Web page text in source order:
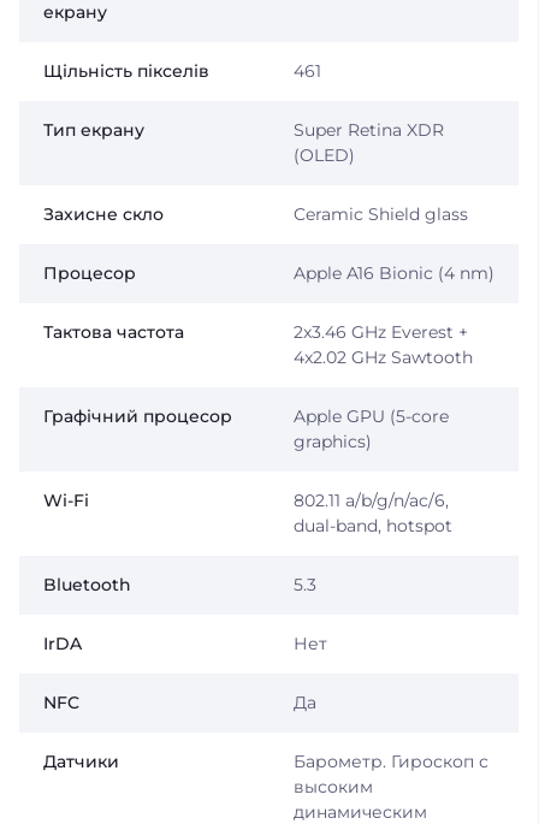
екрану
Щільність пікселів 461
Тип екрану
Super Retina XDR
(OLED)
Захисне скло Ceramic Shield glass
Процесор Apple A16 Bionic (4 nm)
Тактова частота
2x3.46 GHz Everest +
4x2.02 GHz Sawtooth
Графічний процесор
Apple GPU (5-core
graphics)
Wi-Fi
802.11 a/b/g/n/ac/6,
dual-band, hotspot
Bluetooth 5.3
IrDA Нет
NFC Да
Датчики
Барометр. Гироскоп с
высоким
динамическим